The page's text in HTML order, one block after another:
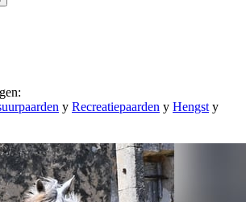
y Recreatiepaarden y Hengst y